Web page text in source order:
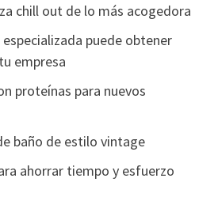
chill out de lo más acogedora
puede obtener
empresa
proteínas para nuevos
baño de estilo vintage
ahorrar tiempo y esfuerzo